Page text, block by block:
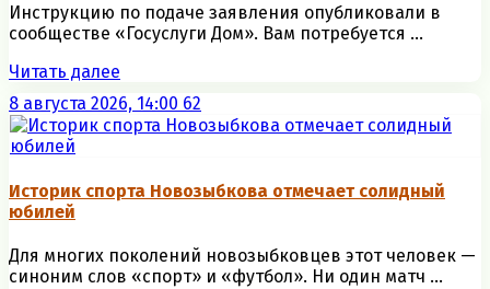
Инструкцию по подаче заявления опубликовали в
сообществе «Госуслуги Дом». Вам потребуется ...
Читать далее
8 августа 2026, 14:00 62
Историк спорта Новозыбкова отмечает солидный
юбилей
Для многих поколений новозыбковцев этот человек —
синоним слов «спорт» и «футбол». Ни один матч ...